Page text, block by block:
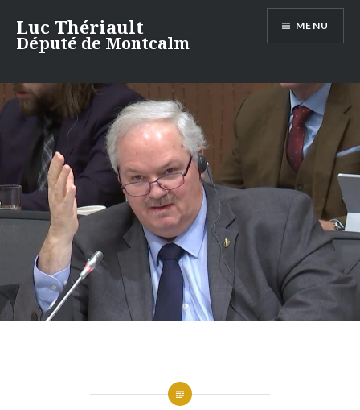
contenu
Luc Thériault
Député de Montcalm
MENU